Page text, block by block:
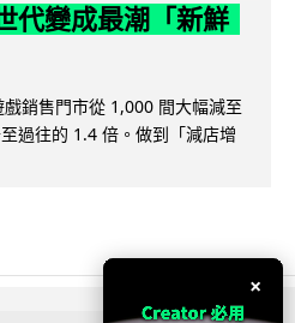
代變成最潮「新鮮
銷售門市從 1,000 間大幅減至
過往的 1.4 倍。做到「減店增
×